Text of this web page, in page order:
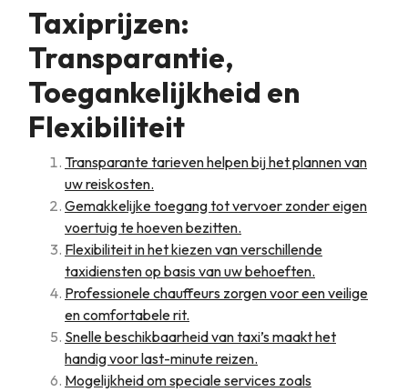
Taxiprijzen:
Transparantie,
Toegankelijkheid en
Flexibiliteit
Transparante tarieven helpen bij het plannen van
uw reiskosten.
Gemakkelijke toegang tot vervoer zonder eigen
voertuig te hoeven bezitten.
Flexibiliteit in het kiezen van verschillende
taxidiensten op basis van uw behoeften.
Professionele chauffeurs zorgen voor een veilige
en comfortabele rit.
Snelle beschikbaarheid van taxi’s maakt het
handig voor last-minute reizen.
Mogelijkheid om speciale services zoals